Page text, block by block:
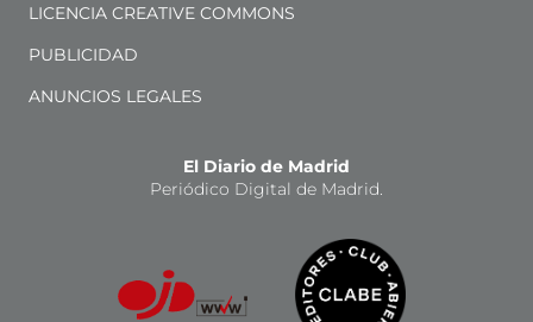
LICENCIA CREATIVE COMMONS
PUBLICIDAD
ANUNCIOS LEGALES
El Diario de Madrid
Periódico Digital de Madrid.